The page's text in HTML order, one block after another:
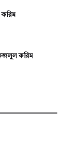
করিম